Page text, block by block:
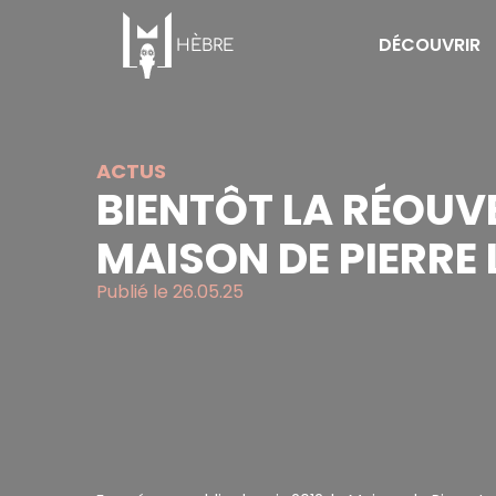
HÈBRE DÉCOUVRIR
Actus
Agenda
ACTUS
BIENTÔT LA
MAISON DE PIERRE
Publié le 26.05.25
Panneau de gestion des cookies